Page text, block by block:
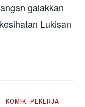
galakkan
Lukisan
KOMIK,PEKERJA